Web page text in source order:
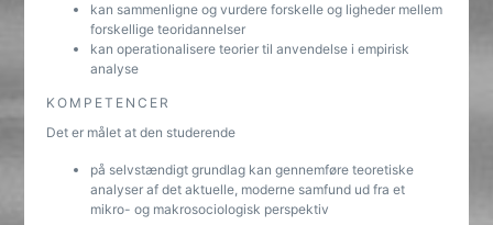
kan sammenligne og vurdere forskelle og ligheder mellem
forskellige teoridannelser
kan operationalisere teorier til anvendelse i empirisk
analyse
KOMPETENCER
Det er målet at den studerende
på selvstændigt grundlag kan gennemføre teoretiske
analyser af det aktuelle, moderne samfund ud fra et
mikro- og makrosociologisk perspektiv